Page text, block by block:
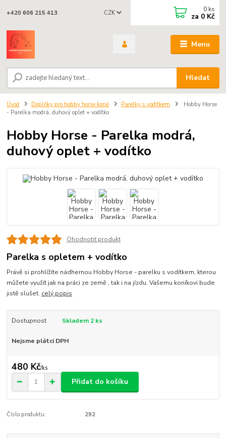
Menu
CZK
Hledat
+420 606 215 413 0 ks
za 0 Kč
Úvod Doplňky pro hobby horse koně Parelky s vodítkem
Hobby Horse
- Parelka modrá, duhový oplet + vodítko
Hobby Horse - Parelka modrá,
duhový oplet + vodítko
Ohodnotit produkt
Parelka s opletem + vodítko
Právě si prohlížíte nádhernou Hobby Horse - parelku s vodítkem, kterou
můžete využít jak na práci ze země , tak i na jízdu. Vašemu koníkovi bude
jistě slušet. celý popis
Dostupnost Skladem 2 ks
Nejsme plátci DPH
480 Kč/ks
Přidat do košíku
Číslo produktu: 292